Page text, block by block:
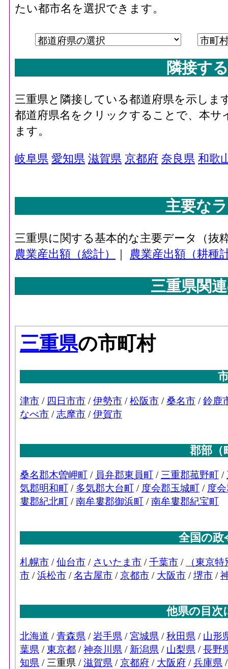
たい都市名を選択できます。
隣接す
三重県と隣接している都道府県を示しま
都道府県名をクリックすることで、本
ます。
岐阜県 愛知県 滋賀県 京都府 奈良県 和歌
主要な
三重県に関する基本的な主要データ（
農業産出額（総計）
｜ 農業産出額（耕種
三重県関